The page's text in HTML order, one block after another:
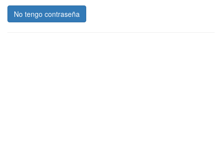
No tengo contraseña